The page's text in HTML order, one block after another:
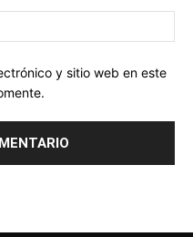
y sitio web en este